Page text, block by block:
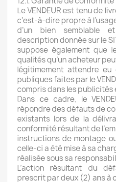
Le VENDEUR est tenu de
c'est-à-dire propre à
d’un bien semblable
description donnée sur le
suppose également que
qualités qu’un acheteur
légitimement attendre
publiques faites par le
compris dans les
Dans ce cadre, le
répondre des défauts de
existants lors de la
conformité résultant de
instructions de montage
celle-ci a été mise à sa
réalisée sous sa
L’action résultant du
prescrit par deux (2) ans à